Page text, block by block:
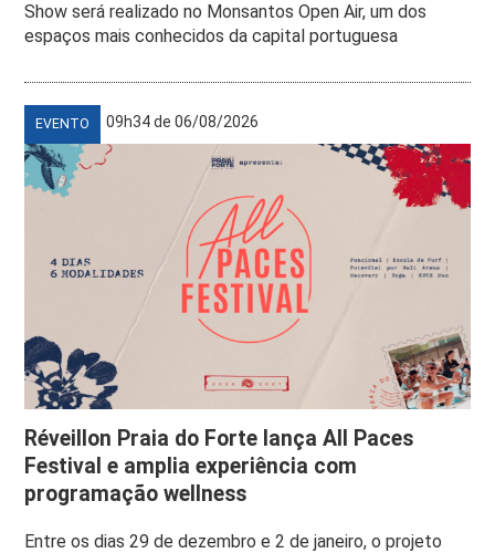
Show será realizado no Monsantos Open Air, um dos
espaços mais conhecidos da capital portuguesa
EVENTO 09h34 de 06/08/2026
Réveillon Praia do Forte lança All Paces
Festival e amplia experiência com
programação wellness
Entre os dias 29 de dezembro e 2 de janeiro, o projeto